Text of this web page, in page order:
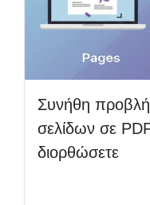
Συνήθη
σελίδων σε
διορθώσετε